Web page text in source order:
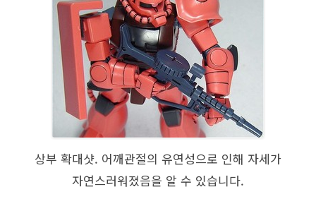
상부 확대샷. 어깨관절의 유연성으로 인해 자세가
자연스러워졌음을 알 수 있습니다.